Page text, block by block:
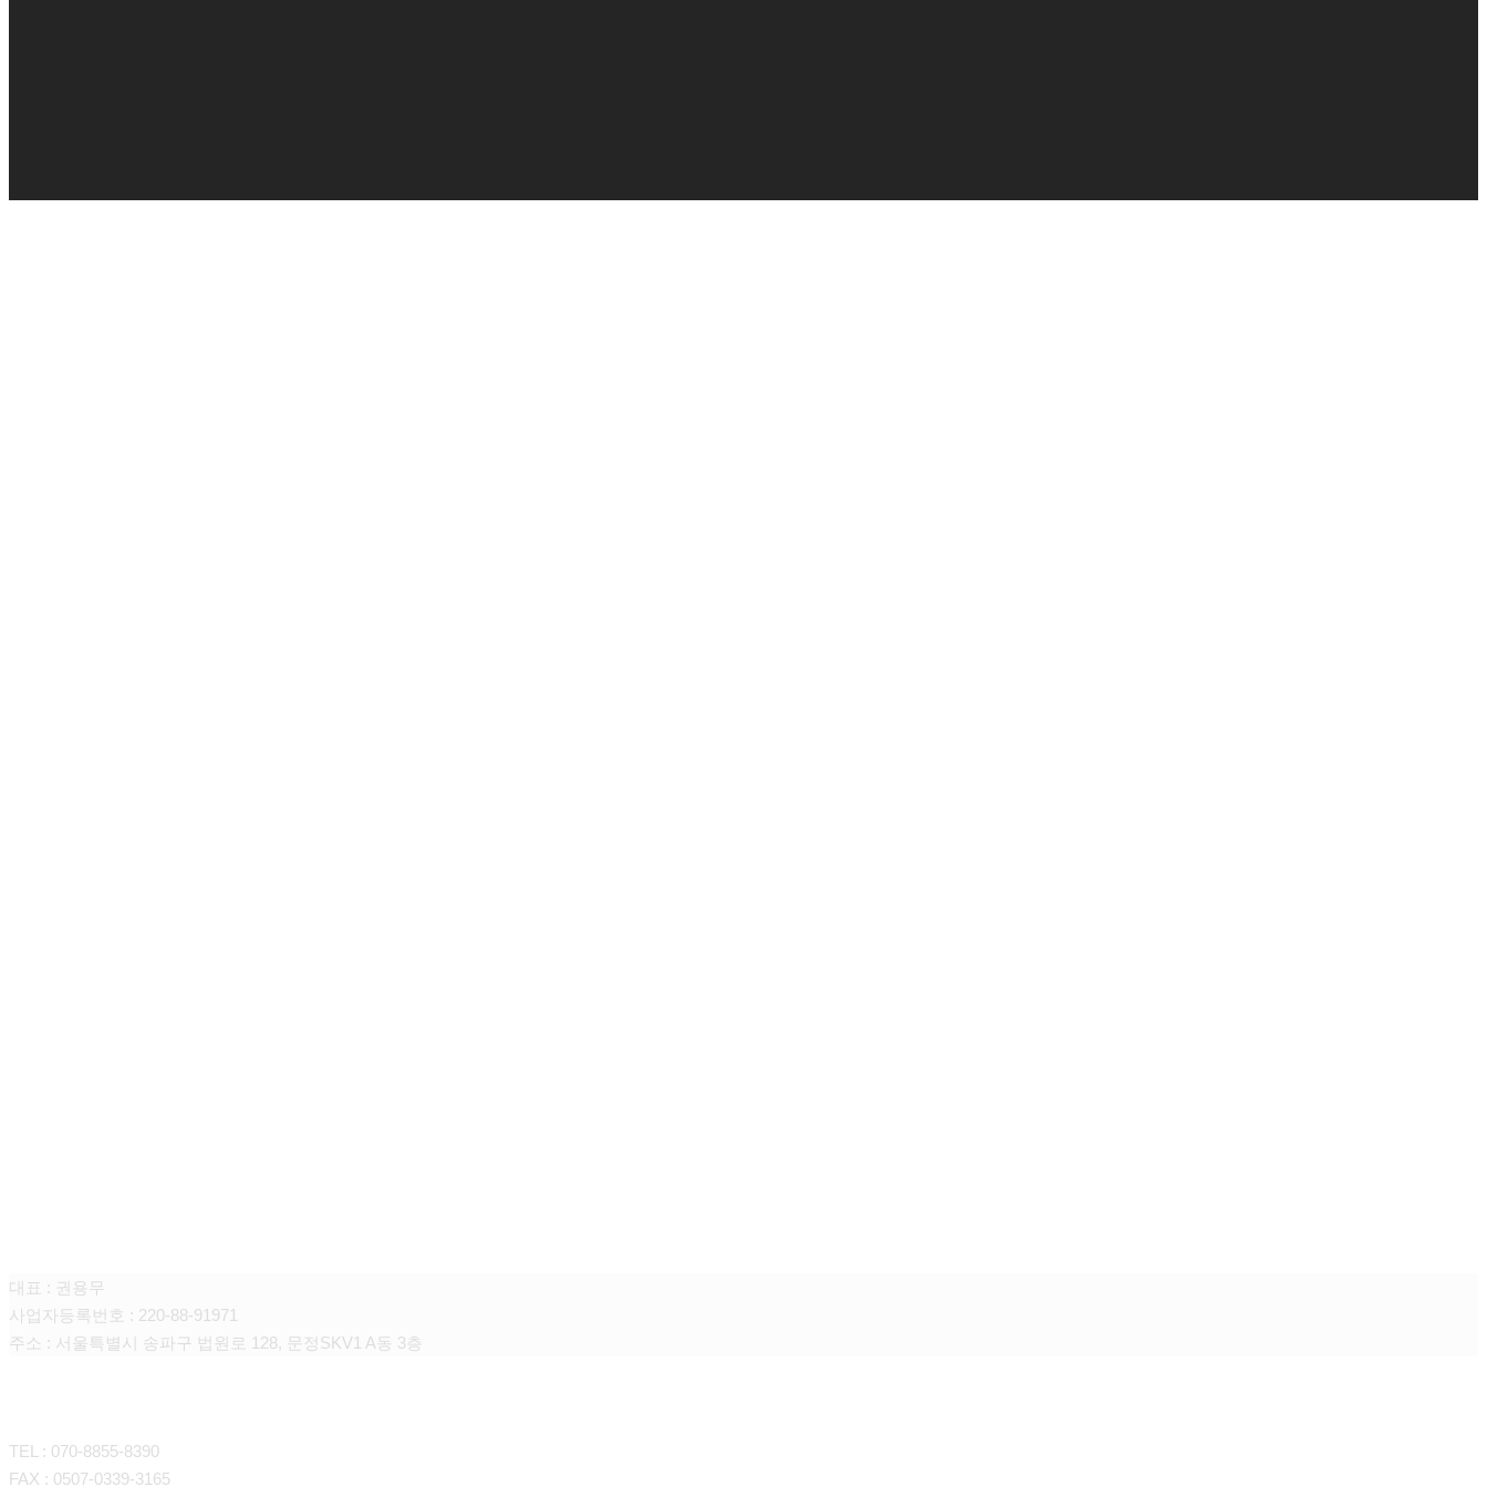
대표 : 권용무
사업자등록번호 : 220-88-91971
주소 : 서울특별시 송파구 법원로 128, 문정SKV1 A동 3층
TEL : 070-8855-8390
FAX : 0507-0339-3165